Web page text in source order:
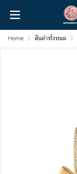
Home สินค้าทั้งหมด